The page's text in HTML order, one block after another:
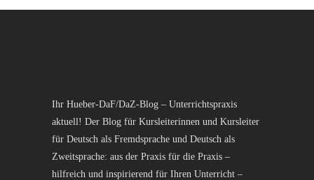
Ihr Hueber-DaF/DaZ-Blog – Unterrichtspraxis
aktuell! Der Blog für Kursleiterinnen und Kursleiter
für Deutsch als Fremdsprache und Deutsch als
Zweitsprache: aus der Praxis für die Praxis –
hilfreich und inspirierend für Ihren Unterricht –